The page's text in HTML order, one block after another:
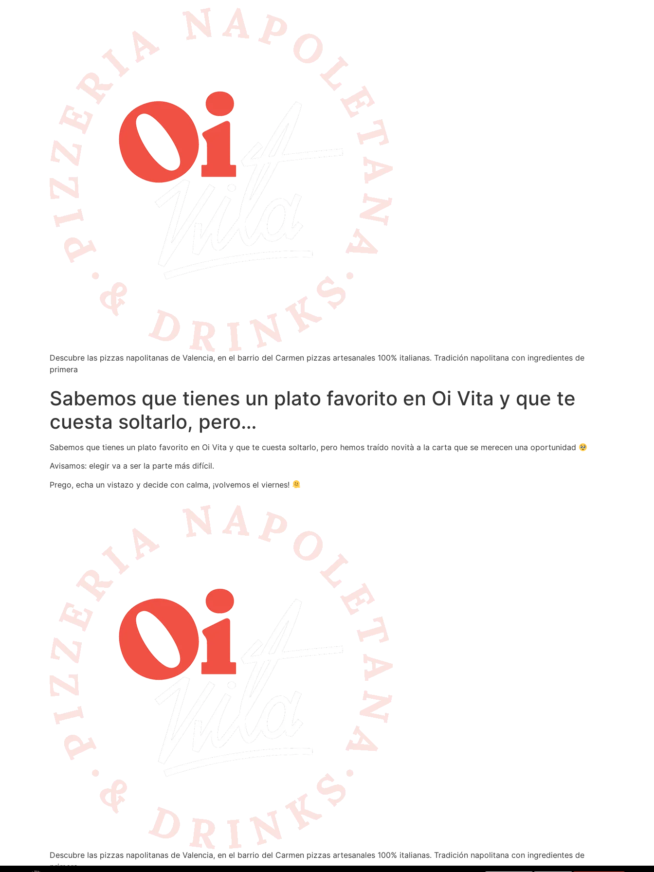
Descubre las pizzas napolitanas de Valencia, en el barrio del Carmen pizzas artesanales 100% italianas. Tradición napolitana con ingredientes de
primera
Sabemos que tienes un plato favorito en Oi Vita y que te
cuesta soltarlo, pero…
Sabemos que tienes un plato favorito en Oi Vita y que te cuesta soltarlo, pero hemos traído novità a la carta que se merecen una oportunidad
Avisamos: elegir va a ser la parte más difícil.
Prego, echa un vistazo y decide con calma, ¡volvemos el viernes!
Descubre las pizzas napolitanas de Valencia, en el barrio del Carmen pizzas artesanales 100% italianas. Tradición napolitana con ingredientes de
primera